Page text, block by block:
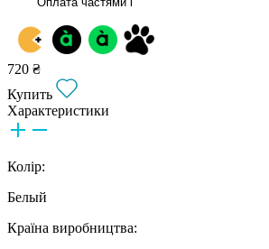
720 ₴
Купить
Характеристики
Колір:
Белый
Країна виробництва: